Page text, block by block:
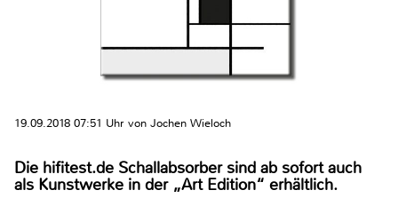
19.09.2018 07:51 Uhr von Jochen Wieloch
Die hifitest.de Schallabsorber sind ab sofort auch
als Kunstwerke in der „Art Edition“ erhältlich.